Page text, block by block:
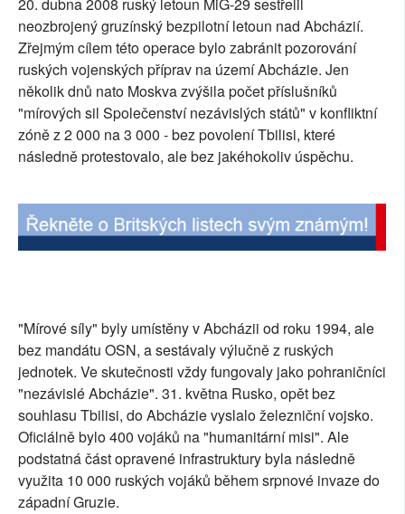
SOCIÁLNÍ SÍTĚ
RUBRIKY
PLNÁ VERZE STRÁNEK
neozbrojený gruzínský bezpilotní letoun nad Abcházií.
Zřejmým cílem této operace bylo zabránit pozorování
ruských vojenských příprav na území Abcházie. Jen
několik dnů nato Moskva zvýšila počet příslušníků
"mírových sil Společenství nezávislých států" v konfliktní
zóně z 2 000 na 3 000 - bez povolení Tbilisi, které
následně protestovalo, ale bez jakéhokoliv úspěchu.
"Mírové síly" byly umístěny v Abcházii od roku 1994, ale
bez mandátu OSN, a sestávaly výlučně z ruských
jednotek. Ve skutečnosti vždy fungovaly jako pohraničníci
"nezávislé Abcházie". 31. května Rusko, opět bez
souhlasu Tbilisi, do Abcházie vyslalo železniční vojsko.
Oficiálně bylo 400 vojáků na "humanitární misi". Ale
podstatná část opravené infrastruktury byla následně
využita 10 000 ruských vojáků během srpnové invaze do
západní Gruzie.